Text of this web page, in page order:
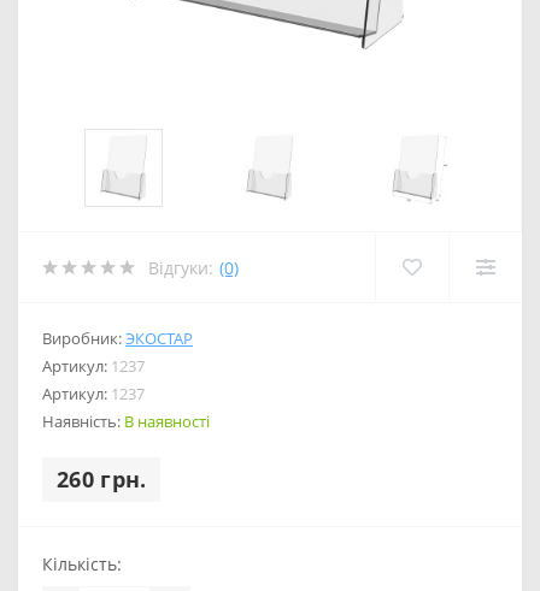
Відгуки: (0)
Виробник:ЭКОСТАР
Артикул: 1237
Артикул: 1237
Наявність: В наявності
260 грн.
Кількість: